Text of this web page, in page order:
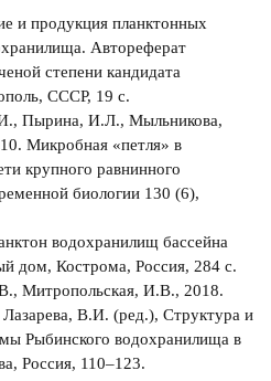
и продукция планктонных
Автореферат
степени кандидата
СССР, 19 с.
Пырина, И.Л., Мыльникова,
Микробная «петля» в
крупного равнинного
биологии 130 (6),
водохранилищ бассейна
дом, Кострома, Россия, 284 с.
Митропольская, И.В., 2018.
В.И. (ред.), Структура и
Рыбинского водохранилища в
Россия, 110‒123.